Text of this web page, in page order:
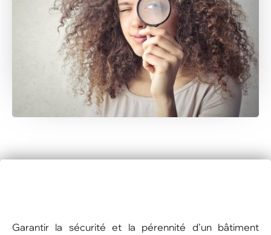
Garantir la sécurité et la pérennité d’un bâtiment